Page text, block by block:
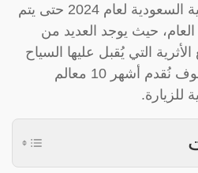
سياحية في المملكة العربية السعودية لعام 2024 حتى يتم
حيث يوجد العديد من
التي يُقبل عليها السياح
من كافة أنحاء العالم، وسوف نُقدم أشهر 10 معالم
للزيارة.